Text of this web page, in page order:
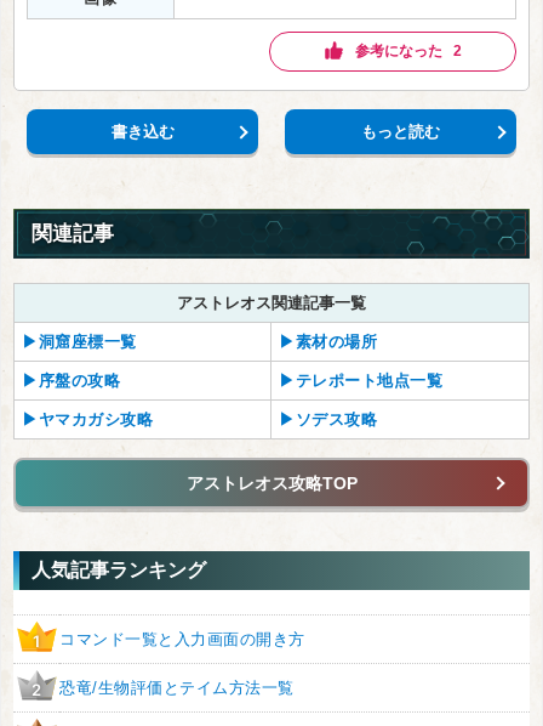
参考になった 2
書き込む もっと読む
関連記事
アストレオス関連記事一覧
▶洞窟座標一覧 ▶素材の場所
▶序盤の攻略 ▶テレポート地点一覧
▶ヤマカガシ攻略 ▶ソデス攻略
アストレオス攻略TOP
人気記事ランキング
1 コマンド一覧と入力画面の開き方
2 恐竜/生物評価とテイム方法一覧